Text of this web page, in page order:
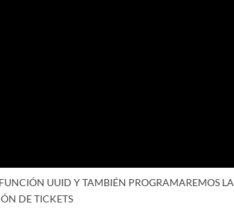
UUID Y TAMBIÉN PROGRAMAREMOS LA
DE TICKETS